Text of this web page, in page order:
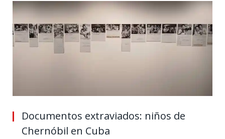
Documentos extraviados: niños de
Chernóbil en Cuba